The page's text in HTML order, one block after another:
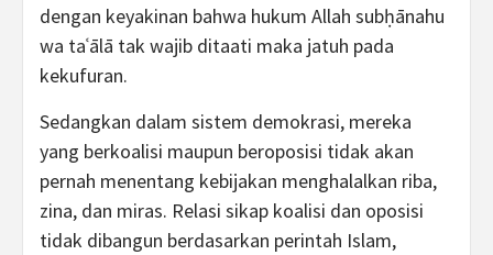
dengan keyakinan bahwa hukum Allah subḥānahu
wa taʿālā tak wajib ditaati maka jatuh pada
kekufuran.
Sedangkan dalam sistem demokrasi, mereka
yang berkoalisi maupun beroposisi tidak akan
pernah menentang kebijakan menghalalkan riba,
zina, dan miras. Relasi sikap koalisi dan oposisi
tidak dibangun berdasarkan perintah Islam,